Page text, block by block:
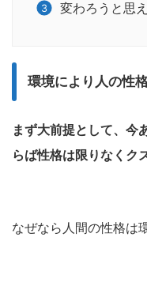
変わろうと思
環境により人の性
まず大前提として、今
らば性格は限りなくク
なぜなら人間の性格は